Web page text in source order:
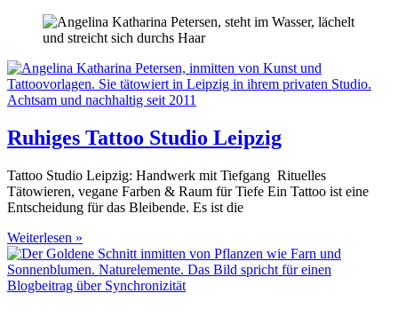
Ruhiges Tattoo Studio Leipzig
Tattoo Studio Leipzig: Handwerk mit Tiefgang Rituelles
Tätowieren, vegane Farben & Raum für Tiefe Ein Tattoo ist eine
Entscheidung für das Bleibende. Es ist die
Weiterlesen »